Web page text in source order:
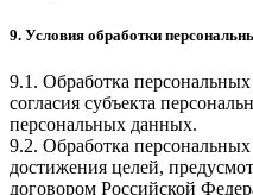
9. Условия обработки
9.1. Обработка
согласия субъекта
персональных данных.
9.2. Обработка
достижения целей,
договором Российской